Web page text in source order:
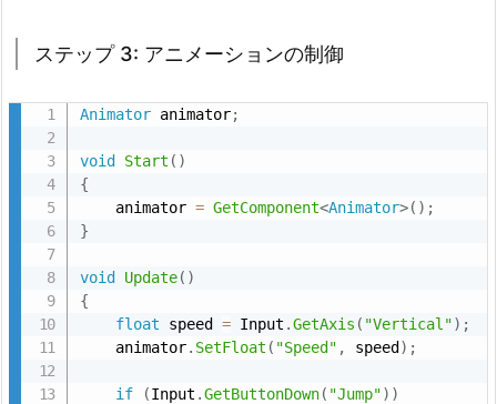
リ
ー
2.
M
m
の
設
ステップ 3: アニメーションの制御
Animator animator;
void Start ( )
{
    animator
= GetComponent<Animator>( ) ;
}
void Update( )
{
float speed = Input .GetAxis ( "Vertical") ;
    animator
. SetFloat ( "Speed" , speed ) ;
if (Input .GetButtonDown( "Jump") )